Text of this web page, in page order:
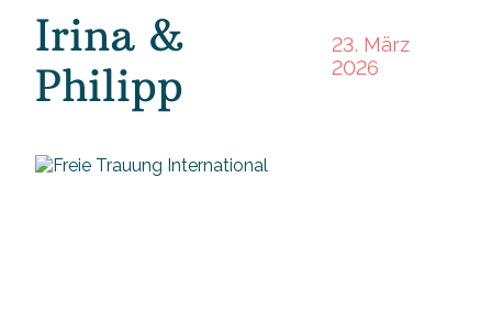
Irina &
Philipp
23. März
2026